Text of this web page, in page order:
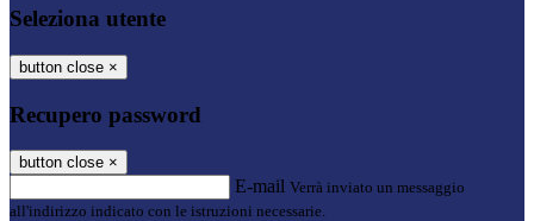
Seleziona utente
button close ×
Recupero password
button close ×
E-mail Verrà inviato un messaggio
all'indirizzo indicato con le istruzioni necessarie.